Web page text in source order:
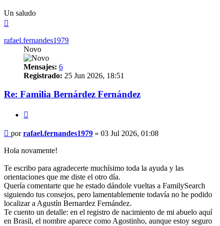
Un saludo
rafael.fernandes1979
Novo
Mensajes: 6
Registrado: 25 Jun 2026, 18:51
Re: Familia Bernárdez Fernández
Mensaje
porrafael.fernandes1979 » 03 Jul 2026, 01:08
Hola novamente!
Te escribo para agradecerte muchísimo toda la ayuda y las
orientaciones que me diste el otro día.
​Quería comentarte que he estado dándole vueltas a FamilySearch
siguiendo tus consejos, pero lamentablemente todavía no he podido
localizar a Agustín Bernardez Fernández.
​Te cuento un detalle: en el registro de nacimiento de mi abuelo aquí
en Brasil, el nombre aparece como Agostinho, aunque estoy seguro